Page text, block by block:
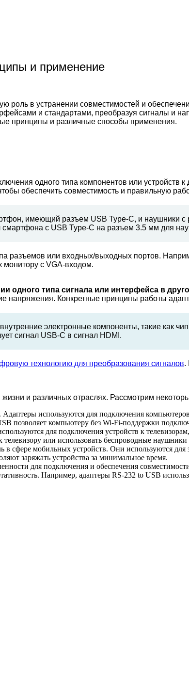
и применение
роль в устранении совместимостей и
и стандартами, преобразуя сигналы и
принципы и различные способы применения.
одного типа компонентов или
обеспечить совместимость и правильную
имеющий разъем USB Type-C, и наушники
смартфона с USB Type-C на разъем 3.5 мм для
разъемов или входных/выходных портов.
монитору с VGA-входом.
одного типа сигнала или интерфейса в
Конкретные принципы работы
электронные компоненты, такие как
сигнал USB-C в сигнал HDMI.
технологию для преобразования сигналов.
и различных отраслях. Рассмотрим
. Адаптеры используются для подключения
позволяет компьютеру без Wi-Fi-поддержки
для подключения устройств к
или использовать беспроводные
сфере мобильных устройств. Они используются
заряжать устройства за минимальное время.
для подключения и обеспечения
Например, адаптеры RS-232 to USB